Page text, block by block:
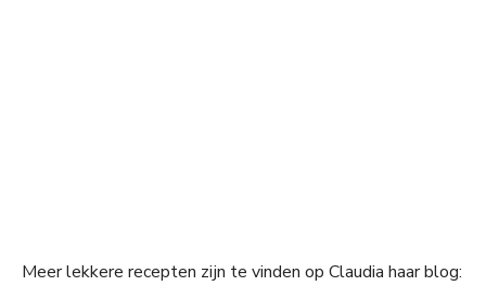
Meer lekkere recepten zijn te vinden op Claudia haar blog: